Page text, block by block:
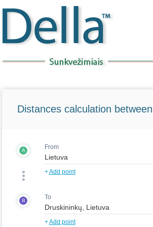
Distances calculation
A From
+Add point
B To
+Add point